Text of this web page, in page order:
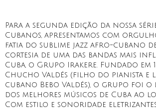
Para a segunda edição da nossa
Cubanos, apresentamos com
fatia do sublime jazz afro-cubano de
cortesia de uma das bandas mais
Cuba, o Grupo Irakere. Fundado em
Chucho Valdés (filho do pianista e
cubano Bebo Valdés), o grupo foi o
dos melhores músicos de Cuba ao
Com estilo e sonoridade